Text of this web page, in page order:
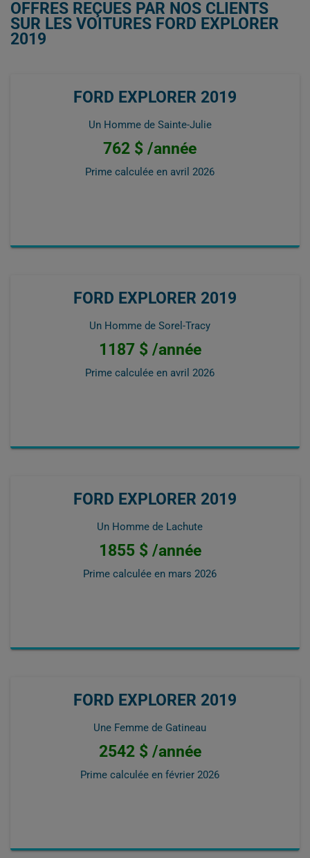
OFFRES REÇUES PAR NOS CLIENTS
SUR LES VOITURES FORD EXPLORER
2019
FORD EXPLORER 2019
Un Homme de Sainte-Julie
762 $ /année
Prime calculée en avril 2026
FORD EXPLORER 2019
Un Homme de Sorel-Tracy
1187 $ /année
Prime calculée en avril 2026
FORD EXPLORER 2019
Un Homme de Lachute
1855 $ /année
Prime calculée en mars 2026
FORD EXPLORER 2019
Une Femme de Gatineau
2542 $ /année
Prime calculée en février 2026